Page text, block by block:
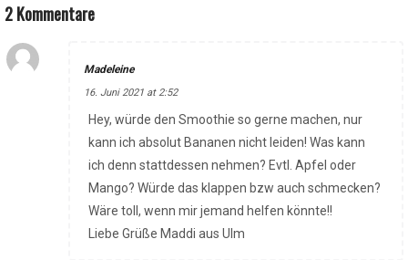
2 Kommentare
Madeleine
16. Juni 2021 at 2:52
Hey, würde den Smoothie so gerne machen, nur
kann ich absolut Bananen nicht leiden! Was kann
ich denn stattdessen nehmen? Evtl. Apfel oder
Mango? Würde das klappen bzw auch schmecken?
Wäre toll, wenn mir jemand helfen könnte!!
Liebe Grüße Maddi aus Ulm